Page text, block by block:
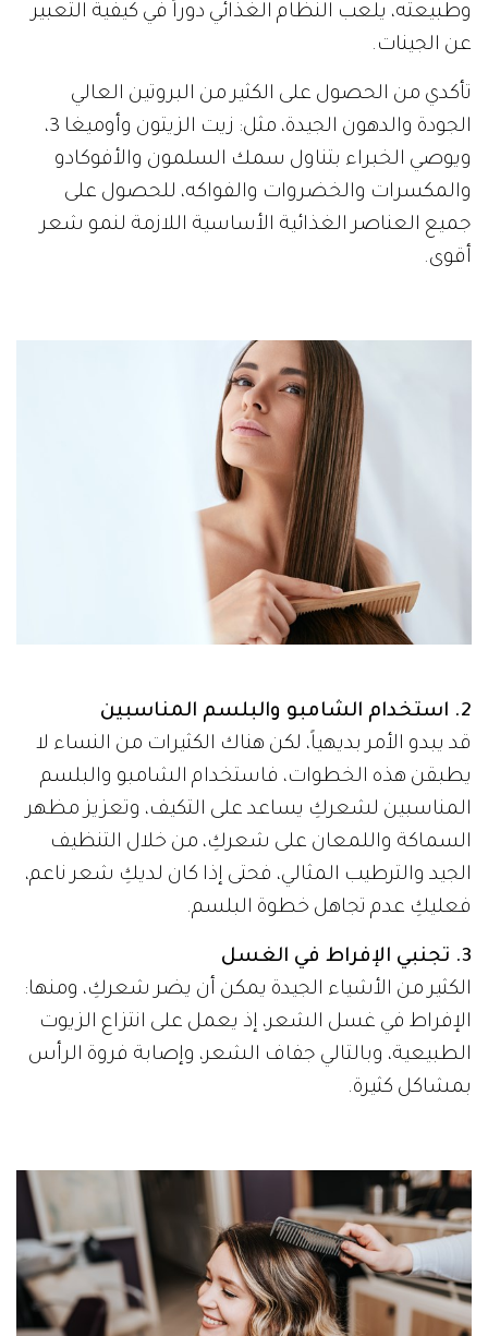
وطبيعته، يلعب النظام الغذائي دوراً في كيفية التعبير
عن الجينات.
تأكدي من الحصول على الكثير من البروتين العالي
الجودة والدهون الجيدة، مثل: زيت الزيتون وأوميغا 3،
ويوصي الخبراء بتناول سمك السلمون والأفوكادو
والمكسرات والخضروات والفواكه، للحصول على
جميع العناصر الغذائية الأساسية اللازمة لنمو شعر
أقوى.
2. استخدام الشامبو والبلسم المناسبين
قد يبدو الأمر بديهياً، لكن هناك الكثيرات من النساء لا
يطبقن هذه الخطوات، فاستخدام الشامبو والبلسم
المناسبين لشعركِ يساعد على التكيف، وتعزيز مظهر
السماكة واللمعان على شعركِ، من خلال التنظيف
الجيد والترطيب المثالي، فحتى إذا كان لديكِ شعر ناعم،
فعليكِ عدم تجاهل خطوة البلسم.
3. تجنبي الإفراط في الغسل
الكثير من الأشياء الجيدة يمكن أن يضر شعركِ، ومنها:
الإفراط في غسل الشعر، إذ يعمل على انتزاع الزيوت
الطبيعية، وبالتالي جفاف الشعر، وإصابة فروة الرأس
بمشاكل كثيرة.